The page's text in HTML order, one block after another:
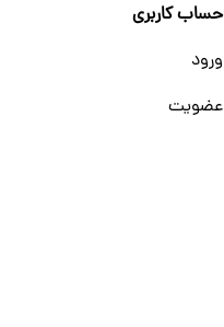
حساب کاربری
ورود
عضویت